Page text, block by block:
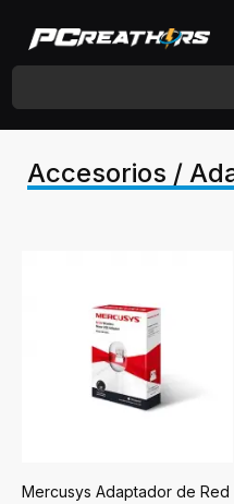
Accesorios /
Mercusys Adaptador de Red